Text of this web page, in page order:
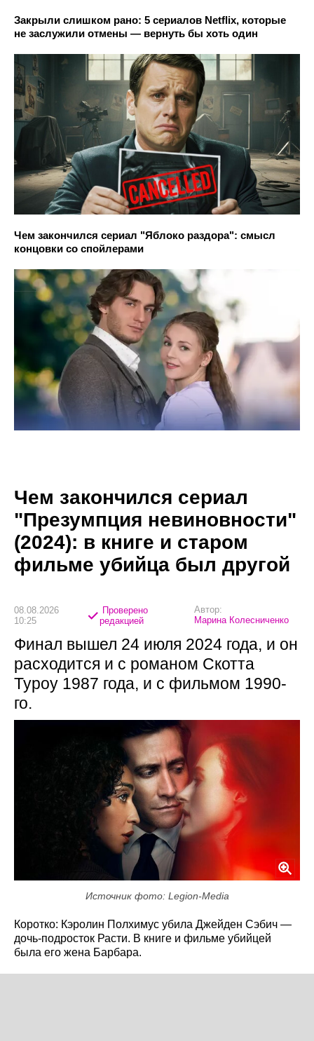
Закрыли слишком рано: 5 сериалов Netflix, которые
не заслужили отмены — вернуть бы хоть один
Чем закончился сериал "Яблоко раздора": смысл
концовки со спойлерами
Чем закончился сериал
"Презумпция невиновности"
(2024): в книге и старом
фильме убийца был другой
08.08.2026
10:25
Проверено
редакцией
Автор:
Марина Колесниченко
Финал вышел 24 июля 2024 года, и он
расходится и с романом Скотта
Туроу 1987 года, и с фильмом 1990-
го.
Источник фото: Legion-Media
Коротко: Кэролин Полхимус убила Джейден Сэбич —
дочь-подросток Расти. В книге и фильме убийцей
была его жена Барбара.